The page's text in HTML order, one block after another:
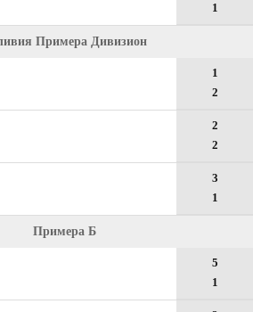
1
Примера Дивизион
1
2
2
2
3
1
Примера Б
5
1